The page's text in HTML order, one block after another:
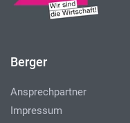
Berger
Ansprechpartner
Impressum